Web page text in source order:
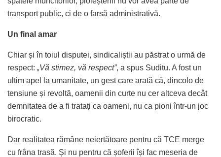
transport public, ci de o farsă administrativă.
Un final amar
Chiar și în toiul disputei, sindicaliștii au păstrat o urmă de
respect: „Vă stimez, vă respect”, a spus Suditu. A fost un
ultim apel la umanitate, un gest care arată că, dincolo de
tensiune și revoltă, oamenii din curte nu cer altceva decât
demnitatea de a fi tratați ca oameni, nu ca pioni într-un joc
birocratic.
Dar realitatea rămâne neiertătoare pentru că TCE merge
cu frâna trasă. Și nu pentru că șoferii își fac meseria de